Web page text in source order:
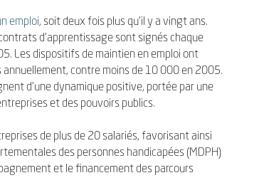
emploi, soit deux fois plus qu’il y a vingt ans.
d’apprentissage sont signés chaque
Les dispositifs de maintien en emploi ont
contre moins de 10 000 en 2005.
d’une dynamique positive, portée par une
et des pouvoirs publics.
de plus de 20 salariés, favorisant ainsi
des personnes handicapées (MDPH)
et le financement des parcours